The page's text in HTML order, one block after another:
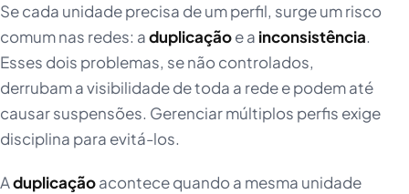
Se cada unidade precisa de um perfil, surge um risco
comum nas redes: aduplicaçãoe a inconsistência.
Esses dois problemas, se não controlados,
derrubam a visibilidade de toda a rede e podem até
causar suspensões. Gerenciar múltiplos perfis exige
disciplina para evitá-los.
Aduplicaçãoacontece quando a mesma unidade